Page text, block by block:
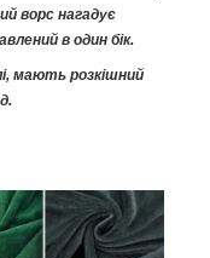
ворс нагадує
в один бік.
мають розкішний